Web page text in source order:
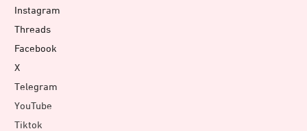
Instagram
Threads
Facebook
X
Telegram
YouTube
Tiktok